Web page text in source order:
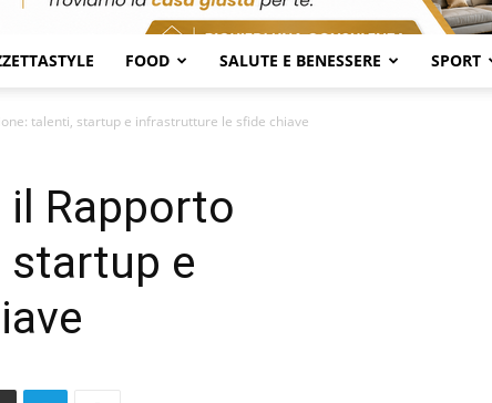
FOOD SALUTE E BENESSERE SPORT
talenti, startup e infrastrutture le sfide chiave
Rapporto
startup e